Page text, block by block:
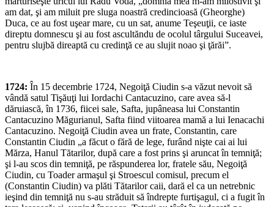
am dat, şi am miluit pre sluga noastră credincioasă (Gheorghe)
Duca, ce au fost uşear mare, cu un sat, anume Teşeuţii, ce iaste
direptu domnescu şi au fost ascultăndu de ocolul târgului Suceavei,
pentru slujbă direaptă cu credinţă ce au slujit noao şi ţărăi”.
1724: În 15 decembrie 1724, Negoiţă Ciudin s-a văzut nevoit să
vândă satul Tişăuţi lui Iordachi Cantacuzino, care avea să-l
dăruiască, în 1736, fiicei sale, Safta, jupâneasa lui Constantin
Cantacuzino Măgurianul, Safta fiind viitoarea mamă a lui Ienacachi
Cantacuzino. Negoiţă Ciudin avea un frate, Constantin, care
Constantin Ciudin „a făcut o fără de lege, furând nişte cai ai lui
Mărza, Hanul Tătarilor, după care a fost prins şi aruncat în temniţă;
şi l-au scos din temniţă, pe răspunderea lor, fratele său, Negoiţă
Ciudin, cu Toader armaşul şi Stroescul comisul, precum el
(Constantin Ciudin) va plăti Tătarilor caii, dară el ca un netrebnic
ieşind din temniţă nu s-au străduit să îndrepte furtişagul, ci a fugit în